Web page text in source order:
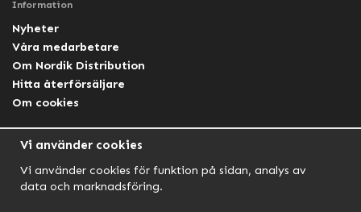
Information
Nyheter
Våra medarbetare
Om Nordik Distribution
Hitta återförsäljare
Om cookies
Facebook Lightforce Sweden
Vi använder cookies
Vi använder cookies för funktion på sidan, analys av
data och marknadsföring.